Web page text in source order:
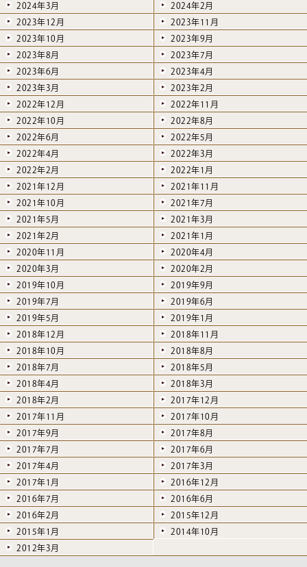
2024年3月
2024年2月
2023年12月
2023年11月
2023年10月
2023年9月
2023年8月
2023年7月
2023年6月
2023年4月
2023年3月
2023年2月
2022年12月
2022年11月
2022年10月
2022年8月
2022年6月
2022年5月
2022年4月
2022年3月
2022年2月
2022年1月
2021年12月
2021年11月
2021年10月
2021年7月
2021年5月
2021年3月
2021年2月
2021年1月
2020年11月
2020年4月
2020年3月
2020年2月
2019年10月
2019年9月
2019年7月
2019年6月
2019年5月
2019年1月
2018年12月
2018年11月
2018年10月
2018年8月
2018年7月
2018年5月
2018年4月
2018年3月
2018年2月
2017年12月
2017年11月
2017年10月
2017年9月
2017年8月
2017年7月
2017年6月
2017年4月
2017年3月
2017年1月
2016年12月
2016年7月
2016年6月
2016年2月
2015年12月
2015年1月
2014年10月
2012年3月